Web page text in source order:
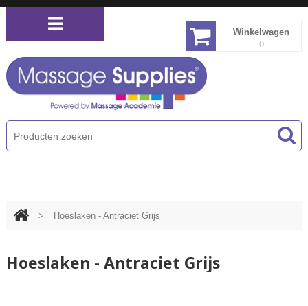
Winkelwagen
0
> Hoeslaken - Antraciet Grijs
Hoeslaken - Antraciet Grijs